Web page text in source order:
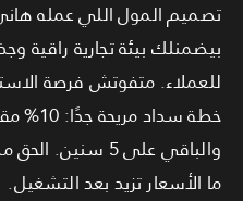
تصميم المول اللي عمله
بيضمنلك بيئة تجارية راقية
للعملاء. متفوتش فرصة
خطة سداد مريحة
والباقي على 5
ما الأسعار تزيد بعد التشغيل.